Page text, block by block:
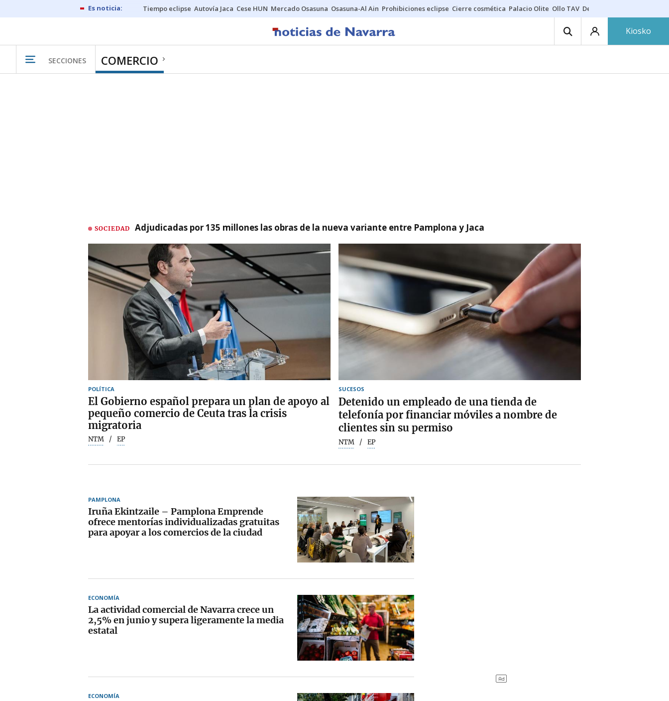
Tiempo eclipse Autovía Jaca Cese HUN Mercado Osasuna Osasuna-Al Ain Prohibiciones eclipse Cierre cosmética Palacio Olite Ollo TAV Derrama vecinos
Kiosko
SECCIONES COMERCIO
SOCIEDAD Adjudicadas por 135 millones las obras de la nueva variante entre Pamplona y Jaca
POLÍTICA
El Gobierno español prepara un plan de apoyo al
pequeño comercio de Ceuta tras la crisis
migratoria
NTM EP
SUCESOS
Detenido un empleado de una tienda de
telefonía por financiar móviles a nombre de
clientes sin su permiso
NTM EP
PAMPLONA
Iruña Ekintzaile – Pamplona Emprende
ofrece mentorías individualizadas gratuitas
para apoyar a los comercios de la ciudad
ECONOMÍA
La actividad comercial de Navarra crece un
2,5% en junio y supera ligeramente la media
estatal
ECONOMÍA